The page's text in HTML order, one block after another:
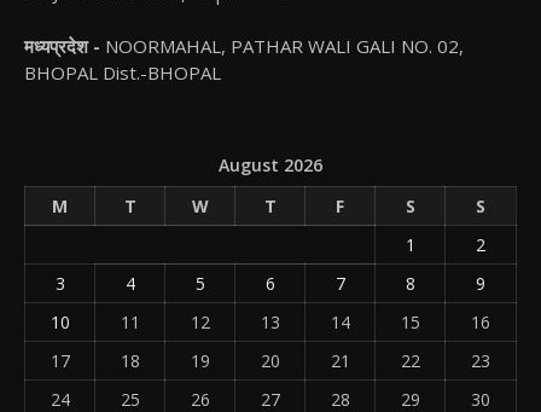
मध्यप्रदेश - NOORMAHAL, PATHAR WALI GALI NO. 02,
BHOPAL Dist.-BHOPAL
August 2026
M
T W T F S
S
1
2
3
4 5 6 7 8
9
10
11 12 13 14 15
16
17
18 19 20 21 22
23
24
25 26 27 28 29 30